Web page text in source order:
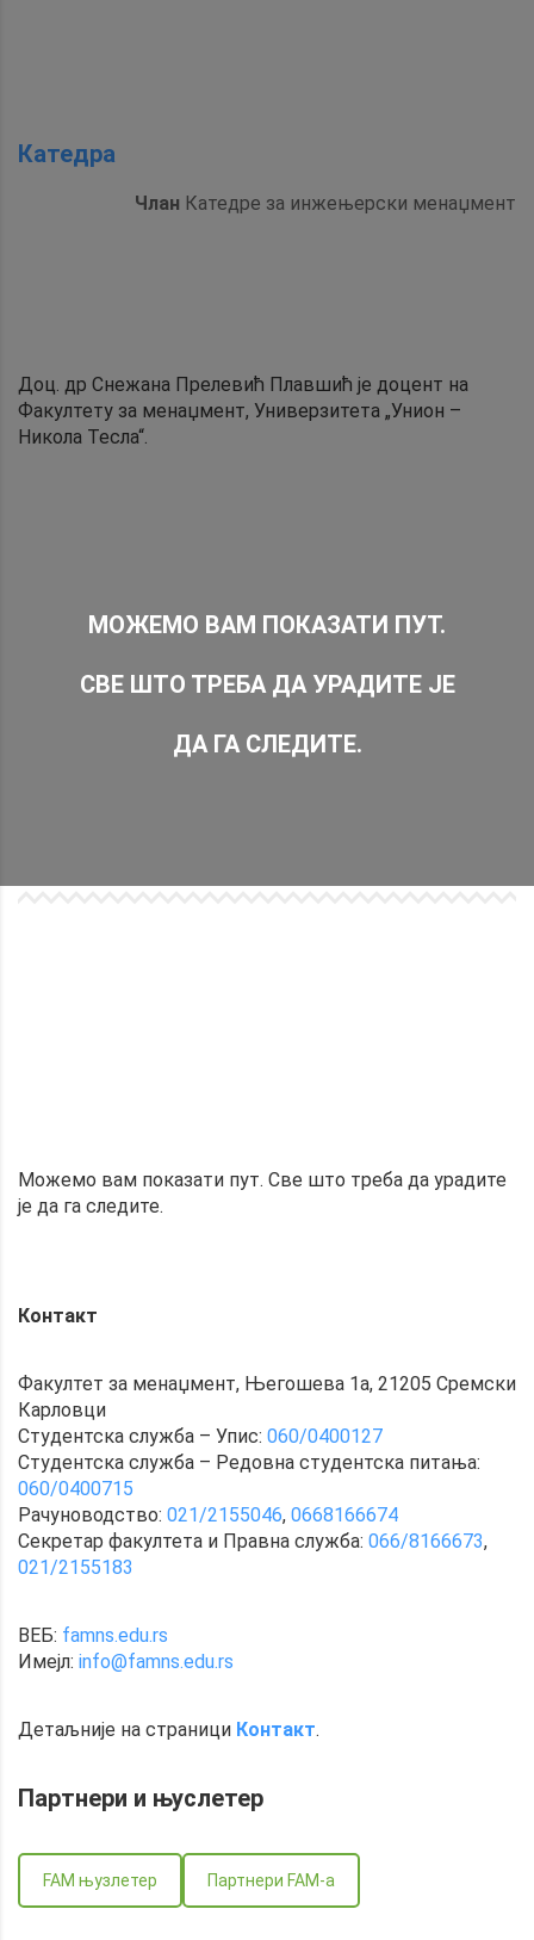
Катедра
Члан Катедре за инжењерски менаџмент
Доц. др Снежана Прелевић Плавшић је доцент на
Факултету за менаџмент, Универзитета „Унион –
Никола Тесла“.
МОЖЕМО ВАМ ПОКАЗАТИ ПУТ.
СВЕ ШТО ТРЕБА ДА УРАДИТЕ ЈЕ
ДА ГА СЛЕДИТЕ.
Можемо вам показати пут. Све што треба да урадите
је да га следите.
Контакт
Факултет за менаџмент, Његошева 1а, 21205 Сремски
Карловци
Студентска служба – Упис: 060/0400127
Студентска служба – Редовна студентска питања:
060/0400715
Рачуноводство: 021/2155046, 0668166674
Секретар факултета и Правна служба: 066/8166673,
021/2155183
ВЕБ: famns.edu.rs
Имејл: info@famns.edu.rs
Детаљније на страници Контакт.
Партнери и њуслетер
FAM њузлетер Партнери FAM-a